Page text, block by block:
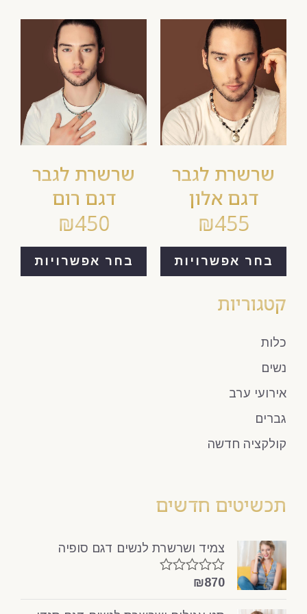
קטגוריות
כלות
נשים
אירועי ערב
גברים
קולקציה חדשה
תכשיטים חדשים
צמיד ושרשרת לנשים דגם סופיה
דורג₪870
שרשרת לגבר
דגם אלון
₪455
בחר אפשרויות
שרשרת לגבר
דגם רום
₪450
בחר אפשרויות